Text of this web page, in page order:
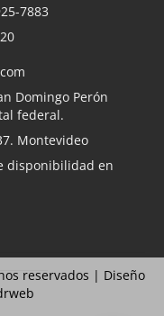
7883
Domingo Perón
federal.
Montevideo
disponibilidad en
reservados | Diseño